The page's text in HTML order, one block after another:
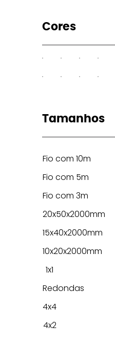
Tamanhos
Fio com 10m
Fio com 5m
Fio com 3m
20x50x2000mm
15x40x2000mm
10x20x2000mm
1x1
Redondas
4x4
4x2
Cores